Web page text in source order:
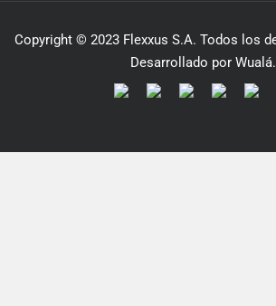
Copyright © 2023 Flexxus S.A. Todos los
Desarrollado por Wualá.